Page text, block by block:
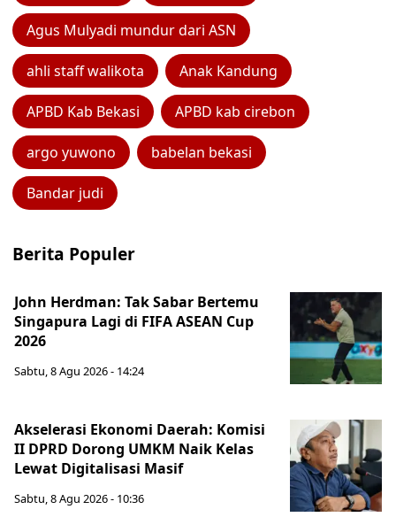
Agus Mulyadi mundur dari ASN
ahli staff walikota Anak Kandung
APBD Kab Bekasi APBD kab cirebon
argo yuwono babelan bekasi
Bandar judi
Berita Populer
John Herdman: Tak Sabar Bertemu
Singapura Lagi di FIFA ASEAN Cup
2026
Sabtu, 8 Agu 2026 - 14:24
Akselerasi Ekonomi Daerah: Komisi
II DPRD Dorong UMKM Naik Kelas
Lewat Digitalisasi Masif
Sabtu, 8 Agu 2026 - 10:36